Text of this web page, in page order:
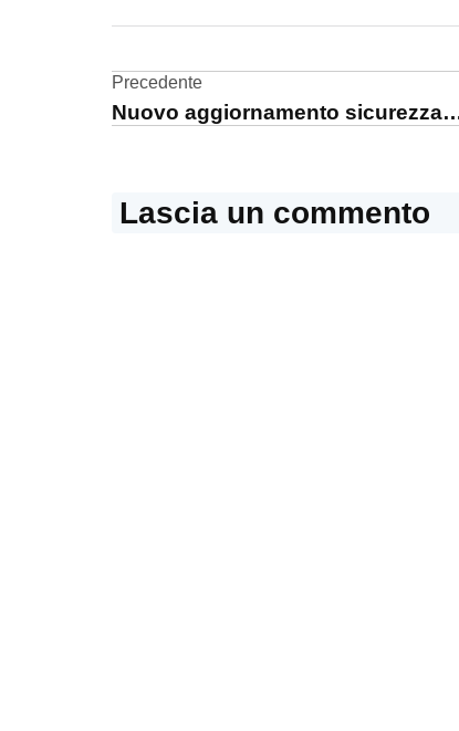
software
Navigazione
Precedente
Nuovo aggiornamento
Lascia un commento